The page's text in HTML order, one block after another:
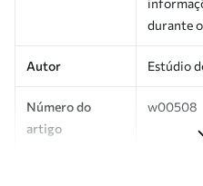
durante
Autor Estúdio
Número do
artigo
w00508